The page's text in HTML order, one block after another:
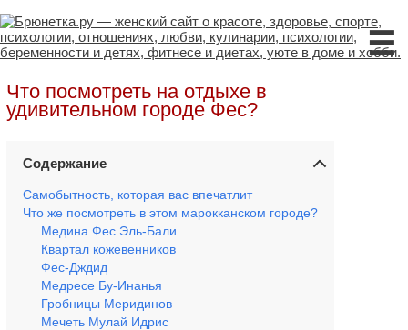
☰
Что посмотреть на отдыхе в
удивительном городе Фес?
Содержание
Самобытность, которая вас впечатлит
Что же посмотреть в этом марокканском городе?
Медина Фес Эль-Бали
Квартал кожевенников
Фес-Дждид
Медресе Бу-Инанья
Гробницы Меридинов
Мечеть Мулай Идрис